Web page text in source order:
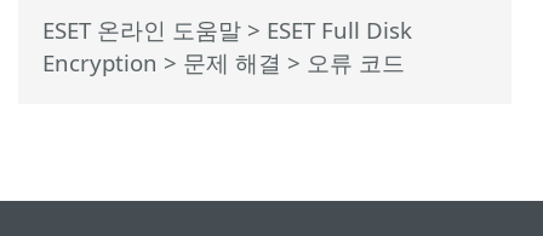
ESET 온라인 도움말 > ESET Full Disk
Encryption > 문제 해결 > 오류 코드